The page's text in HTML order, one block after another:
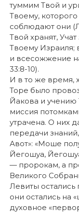
туммим Твой и
Твоему,
соблюдают они
Твой хранят,
Твоему Израиля;
и всесожжение
33:8-10).
И в то же время,
Торе было
Йакова и учению
миссия
утрачена. О них
передачи
Авот»: «Моше
Йегошуа,
— пророкам, а
Великого
Левиты
они остались на
духовное